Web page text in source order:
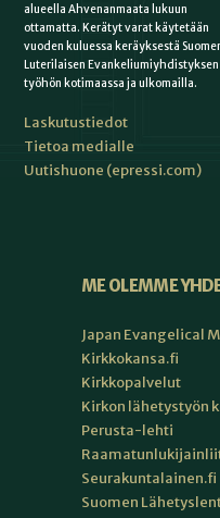
alueella Ahvenanmaata lukuun
ottamatta. Kerätyt varat käytetään
vuoden kuluessa keräyksestä
Luterilaisen Evankeliumiyhdistyksen
työhön kotimaassa ja ulkomailla.
Laskutustiedot
Tietoa medialle
Uutishuone (epressi.com)
ME OLEMME
Japan Evangelical
Kirkkokansa.fi
Kirkkopalvelut
Kirkon lähetystyön
Perusta-lehti
Seurakuntalainen.fi
Suomen